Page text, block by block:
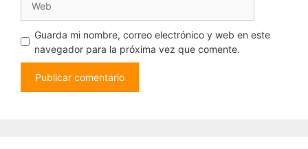
Guarda mi nombre, correo electrónico y web en este
navegador para la próxima vez que comente.